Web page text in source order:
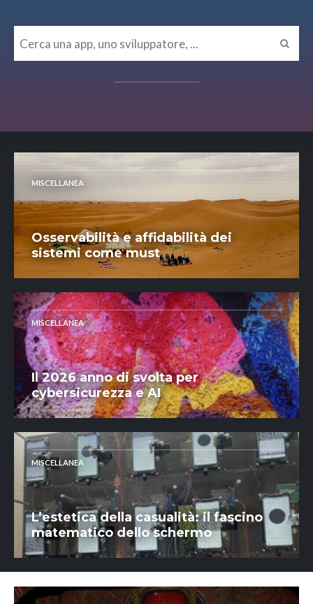
MISCELLANEA
Osservabilità e affidabilità dei
sistemi come must
MISCELLANEA
Il 2026 anno di svolta per
cybersicurezza e AI
MISCELLANEA
L’estetica della casualità: il fascino
matematico dello schermo